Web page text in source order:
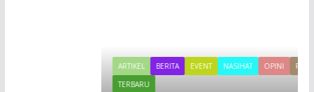
BERITA EVENT NASIHAT OPINI
REDAKSI